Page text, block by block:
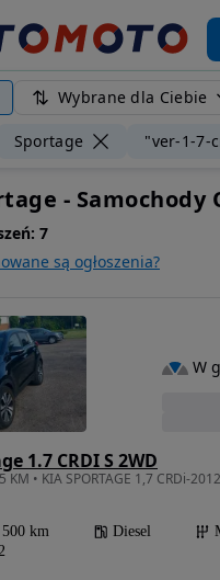
Wybrane dla Ciebie
Sportage "ver-1-7-
- Samochody
7
są ogłoszenia?
1.7 CRDI S 2WD
KM • KIA SPORTAGE 1,7 CRDi-
500 km Diesel
W